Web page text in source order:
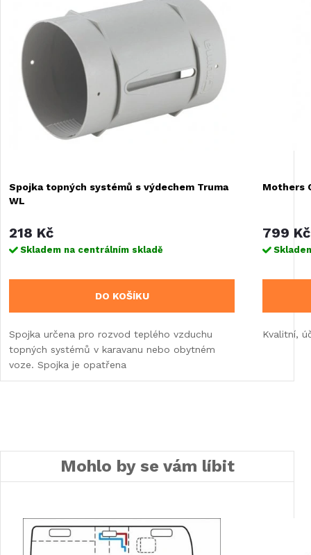
Spojka topných systémů s výdechem Truma
WL
218 Kč
Skladem na centrálním skladě
DO KOŠÍKU
Spojka určena pro rozvod teplého vzduchu
topných systémů v karavanu nebo obytném
voze. Spojka je opatřena
Mothers
799 Kč
Kvalitní,
Mohlo by se vám líbit